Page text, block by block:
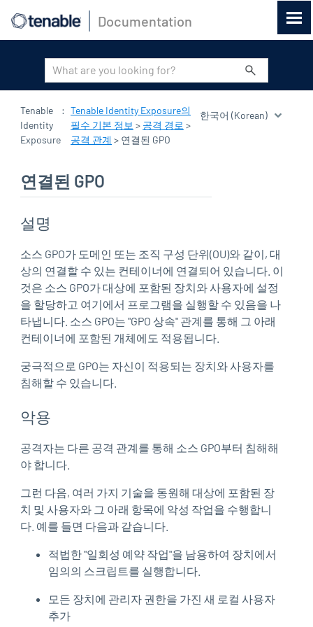
기본 콘텐츠로 건너뛰기
Documentation
Tenable
Identity
Exposure
: Tenable Identity Exposure의
필수 기본 정보 > 공격 경로 >
공격 관계 > 연결된 GPO
연결된 GPO
설명
소스 GPO가 도메인 또는 조직 구성 단위(OU)와 같이, 대
상의 연결할 수 있는 컨테이너에 연결되어 있습니다. 이
것은 소스 GPO가 대상에 포함된 장치와 사용자에 설정
을 할당하고 여기에서 프로그램을 실행할 수 있음을 나
타냅니다. 소스 GPO는 "GPO 상속" 관계를 통해 그 아래
컨테이너에 포함된 개체에도 적용됩니다.
궁극적으로 GPO는 자신이 적용되는 장치와 사용자를
침해할 수 있습니다.
악용
공격자는 다른 공격 관계를 통해 소스 GPO부터 침해해
야 합니다.
그런 다음, 여러 가지 기술을 동원해 대상에 포함된 장
치 및 사용자와 그 아래 항목에 악성 작업을 수행합니
다. 예를 들면 다음과 같습니다.
적법한 "일회성 예약 작업"을 남용하여 장치에서
임의의 스크립트를 실행합니다.
모든 장치에 관리자 권한을 가진 새 로컬 사용자
추가